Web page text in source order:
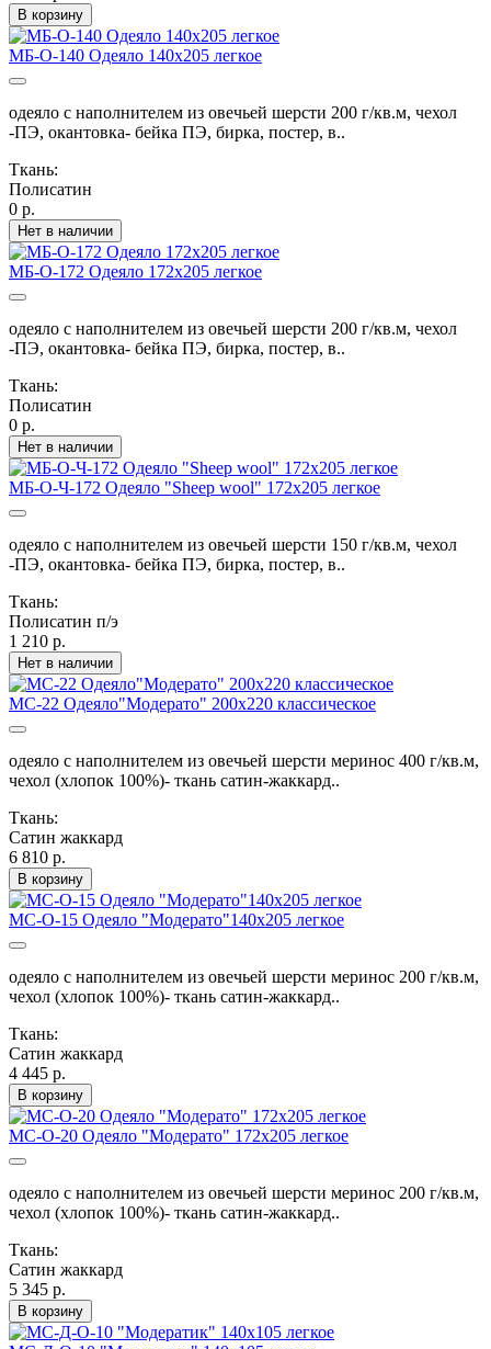
В корзину
МБ-О-140 Одеяло 140х205 легкое
одеяло с наполнителем из овечьей шерсти 200 г/кв.м, чехол
-ПЭ, окантовка- бейка ПЭ, бирка, постер, в..
Ткань:
Полисатин
0 р.
Нет в наличии
МБ-О-172 Одеяло 172х205 легкое
одеяло с наполнителем из овечьей шерсти 200 г/кв.м, чехол
-ПЭ, окантовка- бейка ПЭ, бирка, постер, в..
Ткань:
Полисатин
0 р.
Нет в наличии
МБ-О-Ч-172 Одеяло "Sheep wool" 172х205 легкое
одеяло с наполнителем из овечьей шерсти 150 г/кв.м, чехол
-ПЭ, окантовка- бейка ПЭ, бирка, постер, в..
Ткань:
Полисатин п/э
1 210 р.
Нет в наличии
МС-22 Одеяло"Модерато" 200х220 классическое
одеяло с наполнителем из овечьей шерсти меринос 400 г/кв.м,
чехол (хлопок 100%)- ткань сатин-жаккард..
Ткань:
Сатин жаккард
6 810 р.
В корзину
МС-О-15 Одеяло "Модерато"140х205 легкое
одеяло с наполнителем из овечьей шерсти меринос 200 г/кв.м,
чехол (хлопок 100%)- ткань сатин-жаккард..
Ткань:
Сатин жаккард
4 445 р.
В корзину
МС-О-20 Одеяло "Модерато" 172х205 легкое
одеяло с наполнителем из овечьей шерсти меринос 200 г/кв.м,
чехол (хлопок 100%)- ткань сатин-жаккард..
Ткань:
Сатин жаккард
5 345 р.
В корзину